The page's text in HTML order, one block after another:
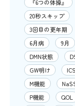
『6つの体操』
20秒スキップ
3回目の更年期
6月病
9月
DMN状態
GW明け
M機能
P機能
QOL